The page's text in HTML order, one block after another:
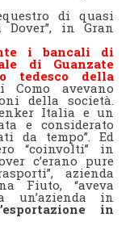
di quasi
in Gran
i bancali di
di Guanzate
tedesco della
avevano
della società.
Italia e un
e considerato
da tempo”. Ed
“coinvolti” in
c’erano pure
azienda
Fiuto, “aveva
in
in